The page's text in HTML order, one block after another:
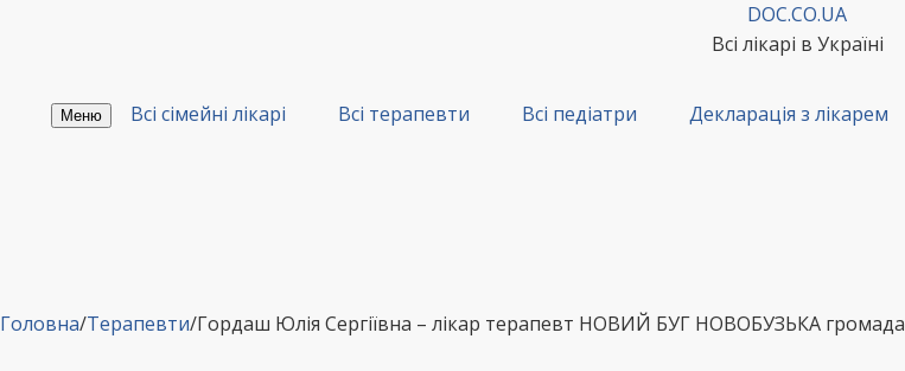
DOC.CO.UA
Всі лікарі в Україні
Меню Всі сімейні лікарі Всі терапевти Всі педіатри Декларація з лікарем
Головна/Терапевти/Гордаш Юлія Сергіївна – лікар терапевт НОВИЙ БУГ НОВОБУЗЬКА громада